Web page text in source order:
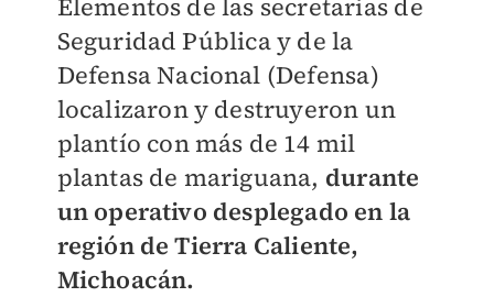
Elementos de las secretarias de
Seguridad Pública y de la
Defensa Nacional (Defensa)
localizaron y destruyeron un
plantío con más de 14 mil
plantas de mariguana, durante
un operativo desplegado en la
región de Tierra Caliente,
Michoacán.